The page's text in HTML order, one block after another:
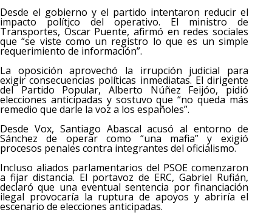
Desde el gobierno y el partido intentaron reducir el
impacto político del operativo. El ministro de
Transportes, Óscar Puente, afirmó en redes sociales
que “se viste como un registro lo que es un simple
requerimiento de información”.
La oposición aprovechó la irrupción judicial para
exigir consecuencias políticas inmediatas. El dirigente
del Partido Popular, Alberto Núñez Feijóo, pidió
elecciones anticipadas y sostuvo que “no queda más
remedio que darle la voz a los españoles”.
Desde Vox, Santiago Abascal acusó al entorno de
Sánchez de operar como “una mafia” y exigió
procesos penales contra integrantes del oficialismo.
Incluso aliados parlamentarios del PSOE comenzaron
a fijar distancia. El portavoz de ERC, Gabriel Rufián,
declaró que una eventual sentencia por financiación
ilegal provocaría la ruptura de apoyos y abriría el
escenario de elecciones anticipadas.